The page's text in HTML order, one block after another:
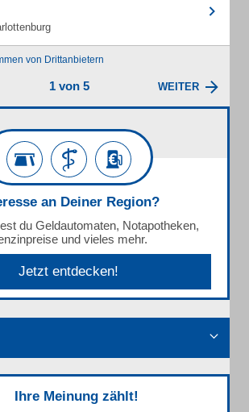
von Drittanbietern
1 von 5 WEITER
an Deiner Region?
du Geldautomaten, Notapotheken,
und vieles mehr.
Jetzt entdecken!
Ihre Meinung zählt!